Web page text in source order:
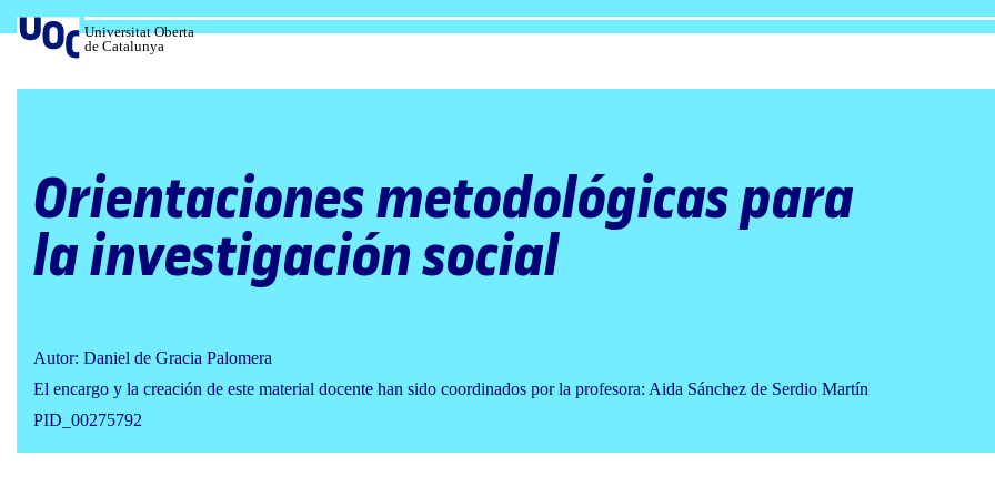
al
contenido
Universitat Oberta
de Catalunya
Orientaciones metodológicas para
la investigación social
Autor: Daniel de Gracia Palomera
El encargo y la creación de este material docente han sido coordinados por la profesora: Aida Sánchez de Serdio Martín
PID_00275792